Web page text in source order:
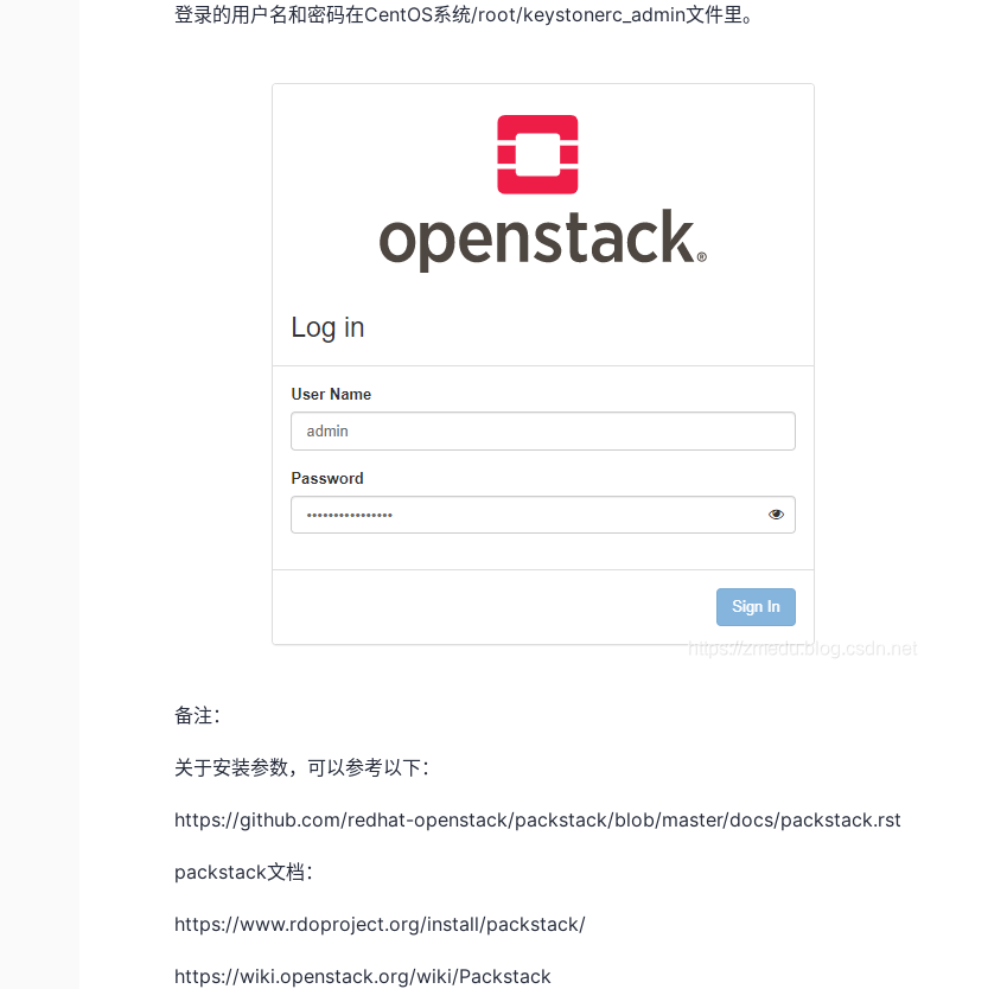
登录的用户名和密码在CentOS系统/root/keystonerc_admin文件里。
备注：
关于安装参数，可以参考以下：
https://github.com/redhat-openstack/packstack/blob/master/docs/packstack.rst
packstack文档：
https://www.rdoproject.org/install/packstack/
https://wiki.openstack.org/wiki/Packstack